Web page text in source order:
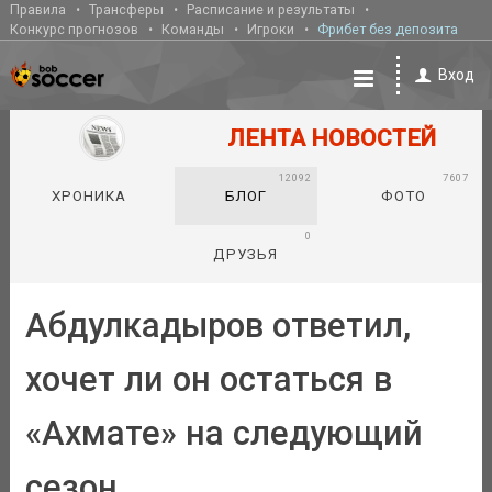
Правила Трансферы
Расписание и результаты
Конкурс прогнозов
Команды Игроки Фрибет без депозита
Вход
ЛЕНТА НОВОСТЕЙ
ХРОНИКА БЛОГ
12092
ФОТО
7607
ДРУЗЬЯ
0
Абдулкадыров ответил,
хочет ли он остаться в
«Ахмате» на следующий